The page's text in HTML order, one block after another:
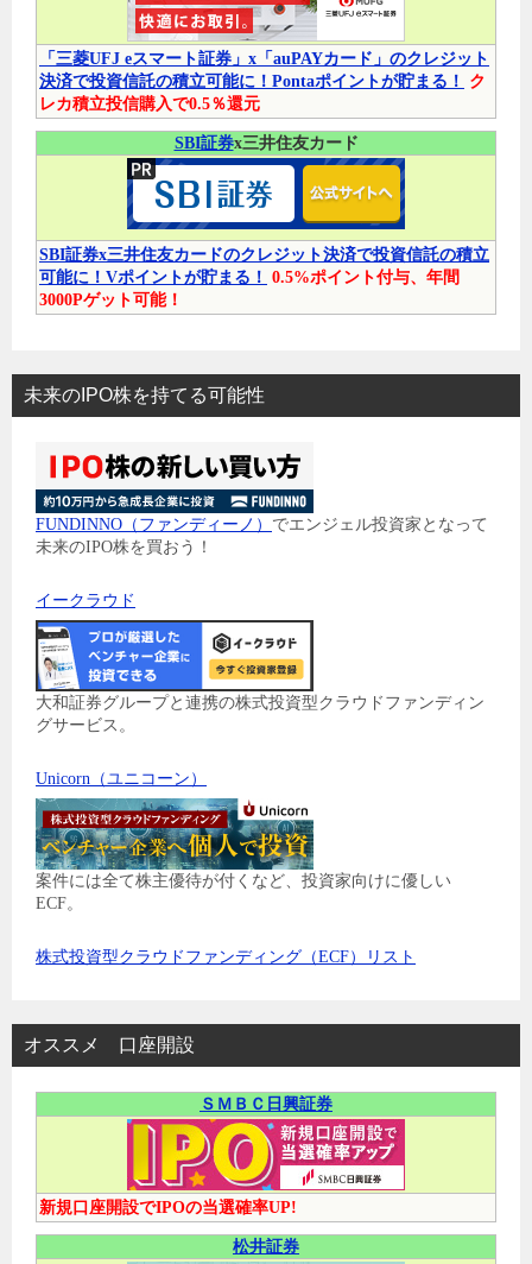
「三菱UFJ eスマート証券」x「auPAYカード」のクレジット
決済で投資信託の積立可能に！Pontaポイントが貯まる！
ク
レカ積立投信購入で0.5％還元
SBI証券x三井住友カード
SBI証券x三井住友カードのクレジット決済で投資信託の積立
可能に！Vポイントが貯まる！ 0.5%ポイント付与、年間
3000Pゲット可能！
未来のIPO株を持てる可能性
FUNDINNO（ファンディーノ） でエンジェル投資家となって
未来のIPO株を買おう！
イークラウド
大和証券グループと連携の株式投資型クラウドファンディン
グサービス。
Unicorn（ユニコーン）
案件には全て株主優待が付くなど、投資家向けに優しい
ECF。
株式投資型クラウドファンディング（ECF）リスト
オススメ 口座開設
ＳＭＢＣ日興証券
新規口座開設でIPOの当選確率UP!
松井証券